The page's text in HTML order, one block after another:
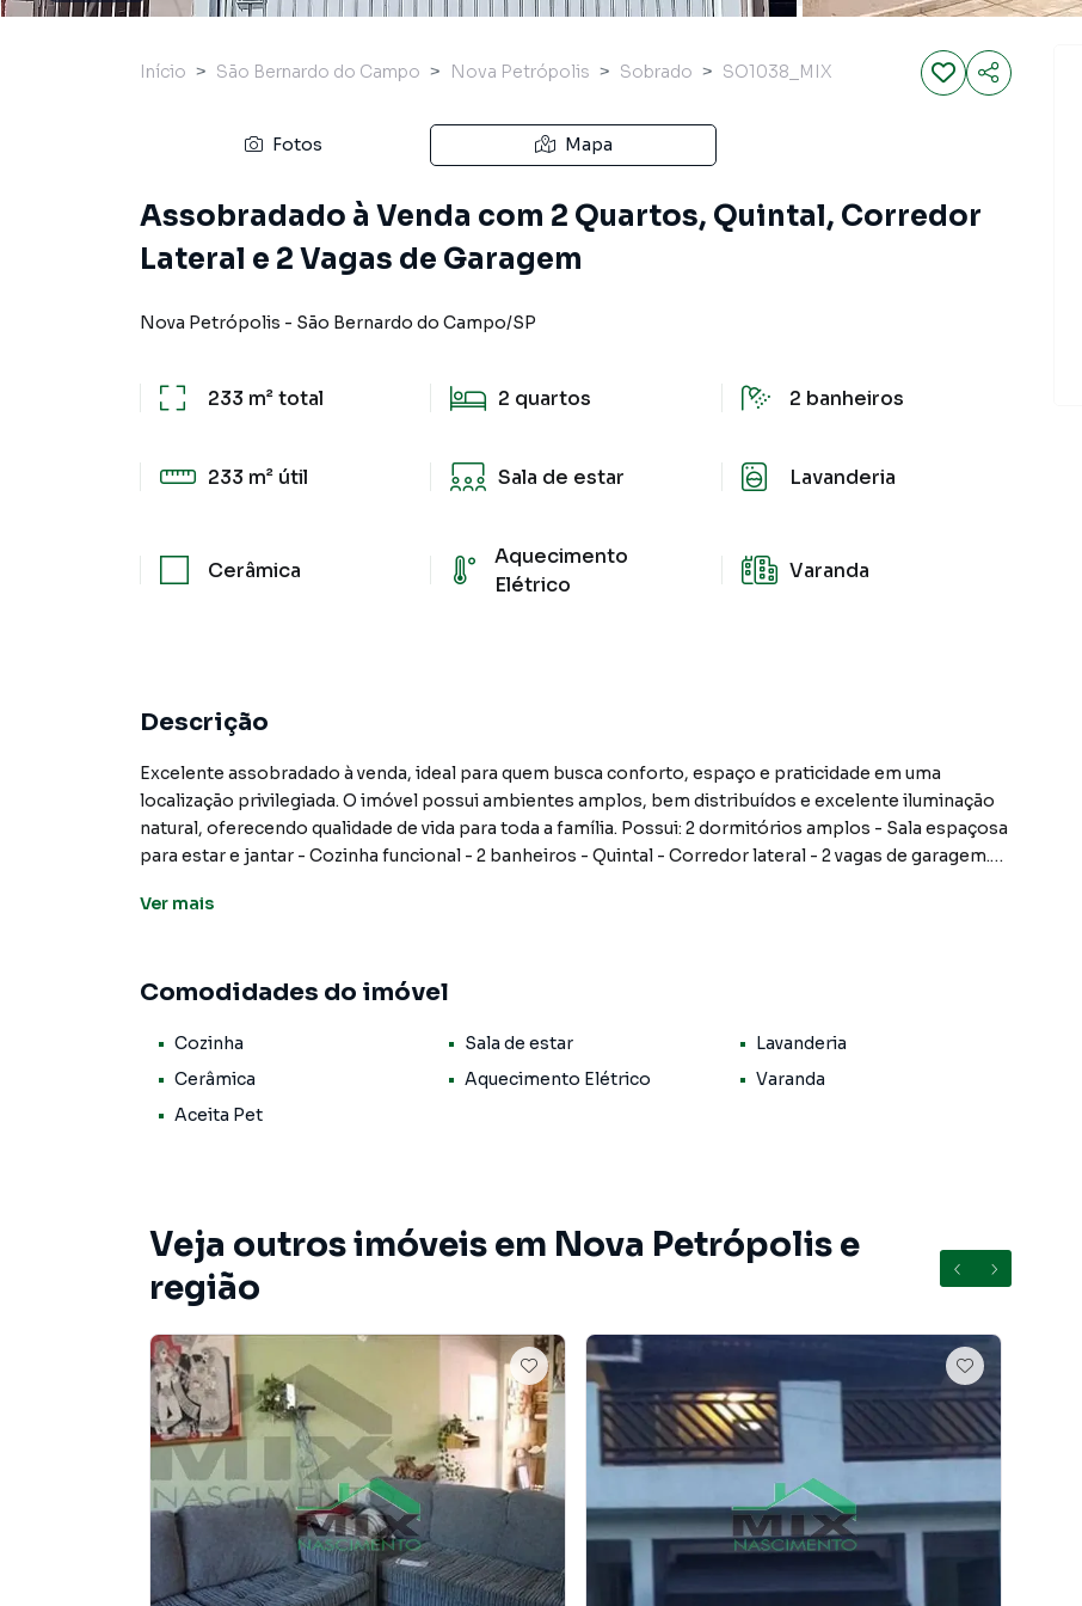
Início São Bernardo do Campo Nova Petrópolis Sobrado SO1038_MIX
Fotos Mapa
Assobradado à Venda com 2 Quartos, Quintal, Corredor
Lateral e 2 Vagas de Garagem
Nova Petrópolis - São Bernardo do Campo/SP
233 m²total 2 quartos 2 banheiros
233 m² útil Sala de estar Lavanderia
Cerâmica
Aquecimento
Elétrico
Varanda
Descrição
Excelente assobradado à venda, ideal para quem busca conforto, espaço e praticidade em uma
localização privilegiada. O imóvel possui ambientes amplos, bem distribuídos e excelente iluminação
natural, oferecendo qualidade de vida para toda a família. Possui: 2 dormitórios amplos - Sala espaçosa
para estar e jantar - Cozinha funcional - 2 banheiros - Quintal - Corredor lateral - 2 vagas de garagem.
Imóvel com excelente aproveitamento dos espaços, proporcionando ambientes ventilados,
Corredor lateral - 2 vagas de garagem - Ótima opção para famílias, casais ou primeiro imóvel.
Localização privilegiada próxima a comércio em geral - supermercados - padarias - farmácias - escolas
Sobrado para Venda em região valorizada do bairro Nova Petrópolis, em São Bernardo do Campo. Não
Entre em contato com nossa equipe.
A Mix Nascimento tem mais opções de apartamentos, casas residenciais e comerciais, sobrados,
terrenos, lojas e barracões para venda ou locação, além de empreendimentos em construção ou
lançamentos na planta em Nova Petrópolis e em outras regiões de São Bernardo do Campo. Aqui você
encontra milhares de ofertas para encontrar o imóvel que mais combina com seu estilo de vida.
Negocie seu imóvel de forma totalmente online, com segurança e tranquilidade. Na Mix Nascimento
você consegue comprar ou alugar um imóvel em São Bernardo do Campo mesmo não estando na
cidade e com a praticidade de fazer tudo online, direto do seu computador ou smartphone. Nós
Ver mais
Comodidades do imóvel
Cozinha Sala de estar
Lavanderia
Cerâmica
Aquecimento Elétrico
Varanda
Aceita Pet
Veja outros imóveis em Nova Petrópolis e
região